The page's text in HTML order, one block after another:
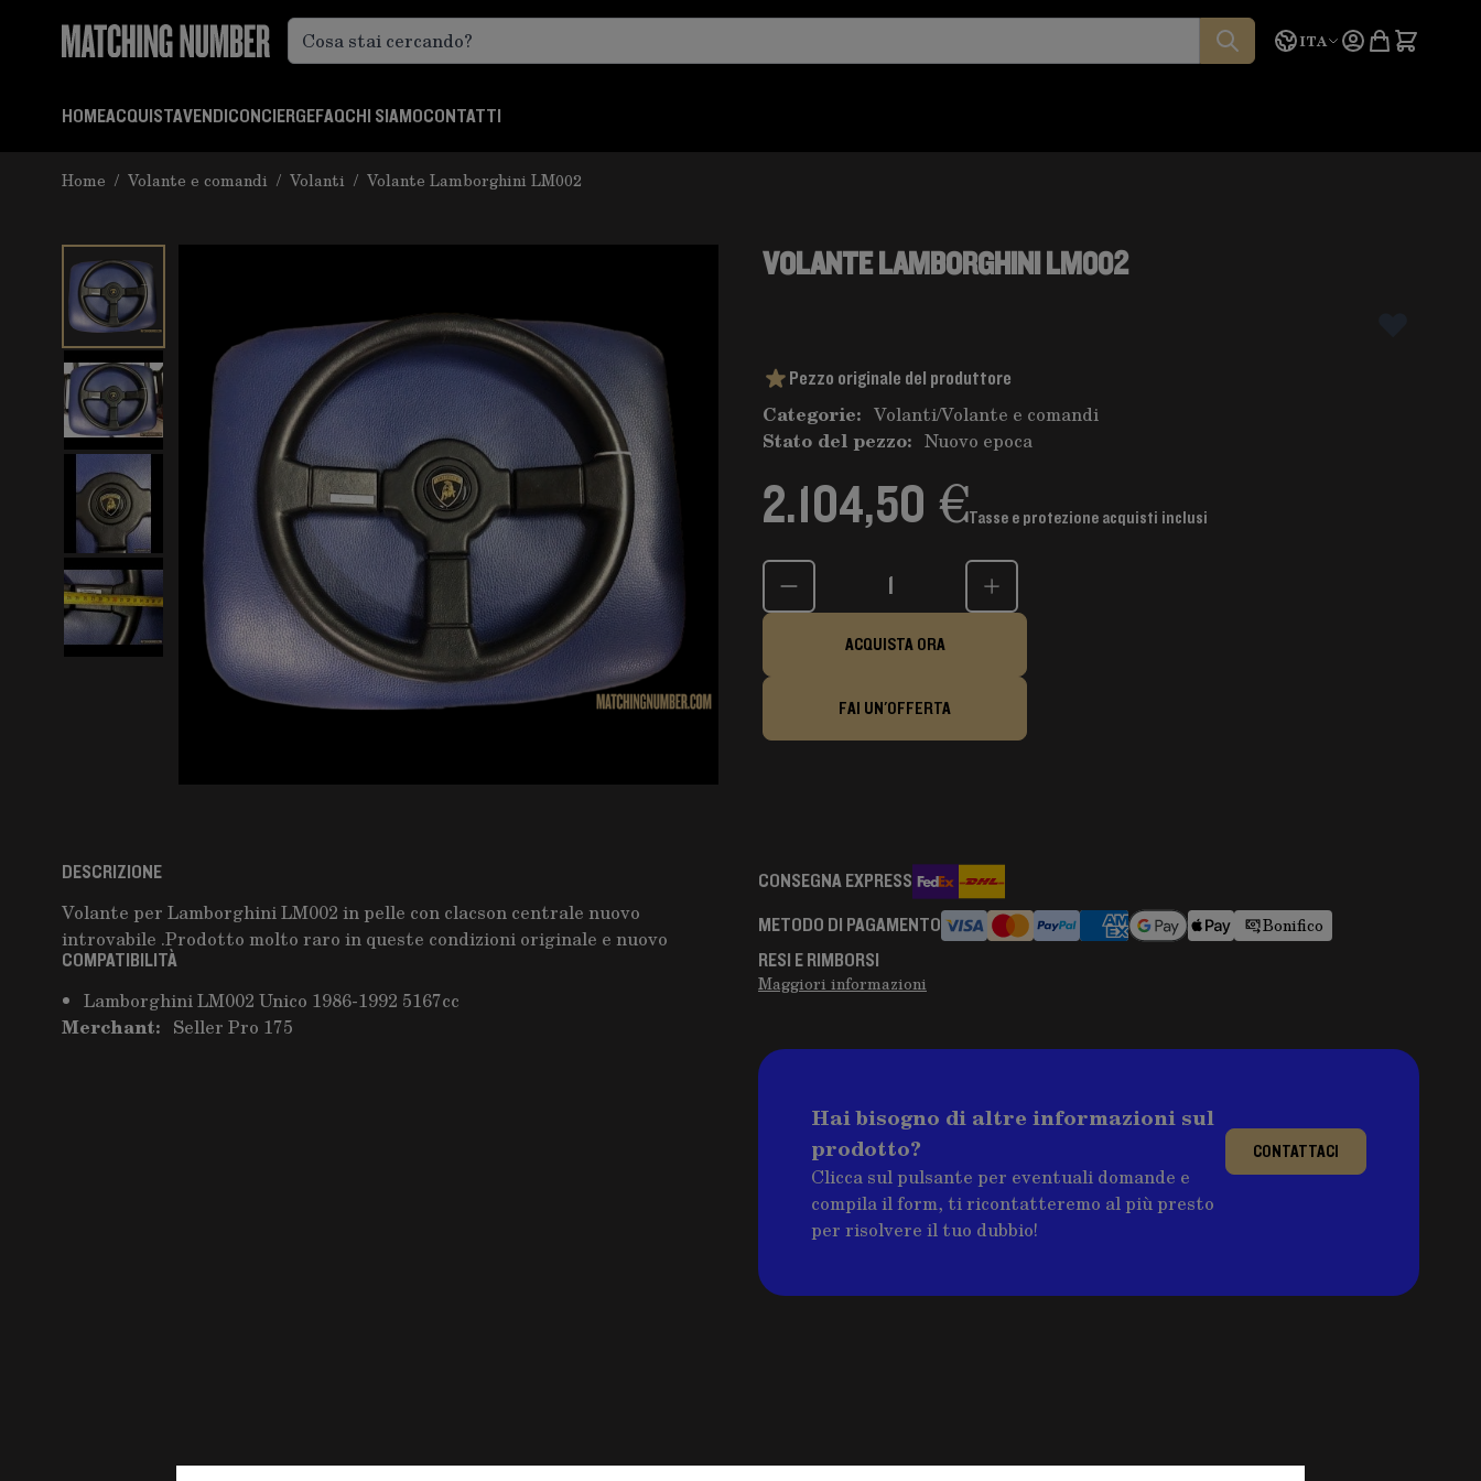
Lingua
ITA Preventivo
HOMEACQUISTAVENDICONCIERGEFAQCHI SIAMOCONTATTI
Home / Volante e comandi / Volanti / Volante Lamborghini LM002
VOLANTE LAMBORGHINI LM002
Pezzo originale del produttore
Categorie: Volanti/Volante e comandi
Stato del pezzo: Nuovo epoca
2.104,50 €Tasse e protezione acquisti inclusi
Quantità
ACQUISTA ORA
FAI UN'OFFERTA
DESCRIZIONE
Volante per Lamborghini LM002 in pelle con clacson centrale nuovo
introvabile .Prodotto molto raro in queste condizioni originale e nuovo
COMPATIBILITÀ
Lamborghini LM002 Unico 1986-1992 5167cc
Merchant: Seller Pro 175
CONSEGNA EXPRESS
METODO DI PAGAMENTO
Bonifico
RESI E RIMBORSI
Maggiori informazioni
Hai bisogno di altre informazioni sul
prodotto?
Clicca sul pulsante per eventuali domande e
compila il form, ti ricontatteremo al più presto
per risolvere il tuo dubbio!
CONTATTACI